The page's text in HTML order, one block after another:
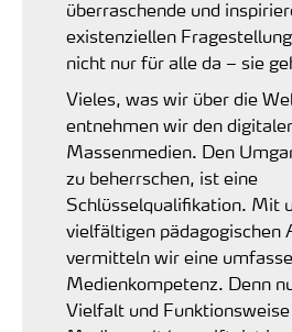
überraschende und
existenziellen
nicht nur für alle da – sie
Vieles, was wir über die
entnehmen wir den
Massenmedien. Den
zu beherrschen, ist eine
Schlüsselqualifikation. Mit
vielfältigen pädagogischen
vermitteln wir eine
Medienkompetenz. Denn
Vielfalt und